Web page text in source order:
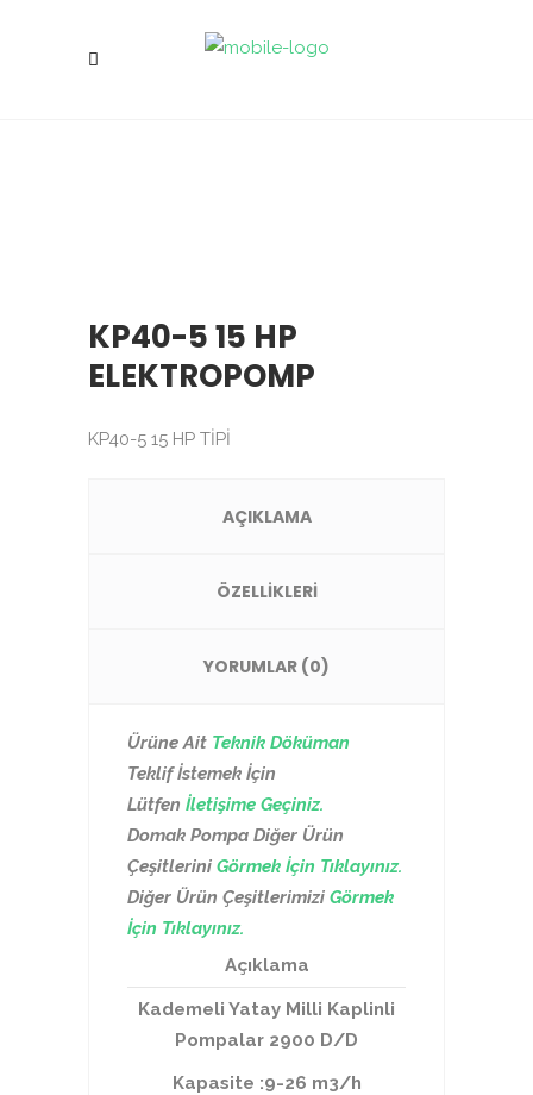
KP40-5 15 HP
ELEKTROPOMP
KP40-5 15 HP TİPİ
AÇIKLAMA
ÖZELLİKLERİ
YORUMLAR (0)
Ürüne Ait Teknik Döküman
Teklif İstemek İçin
Lütfen İletişime Geçiniz.
Domak Pompa Diğer Ürün
Çeşitlerini Görmek İçin Tıklayınız.
Diğer Ürün Çeşitlerimizi Görmek
İçin Tıklayınız.
Açıklama
Kademeli Yatay Milli Kaplinli
Pompalar 2900 D/D
Kapasite :9-26 m3/h